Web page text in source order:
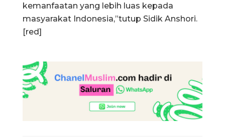
kemanfaatan yang lebih luas kepada
masyarakat Indonesia,”tutup Sidik Anshori.
[red]